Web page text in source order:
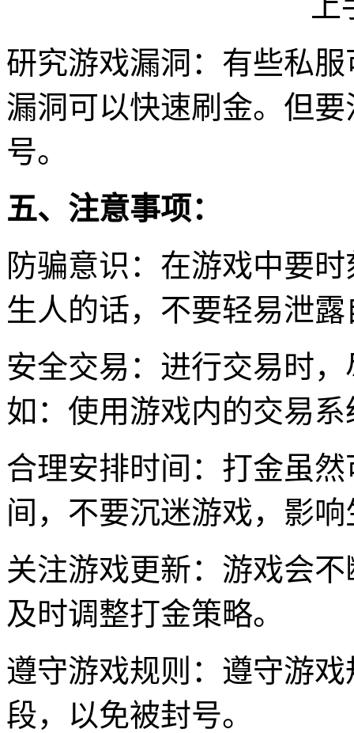
研究游戏漏洞：有些私
漏洞可以快速刷金。但
号。
五、注意事项：
防骗意识：在游戏中要
生人的话，不要轻易泄
安全交易：进行交易时
如：使用游戏内的交易系
合理安排时间：打金虽
间，不要沉迷游戏，影
关注游戏更新：游戏会
及时调整打金策略。
遵守游戏规则：遵守游
段，以免被封号。